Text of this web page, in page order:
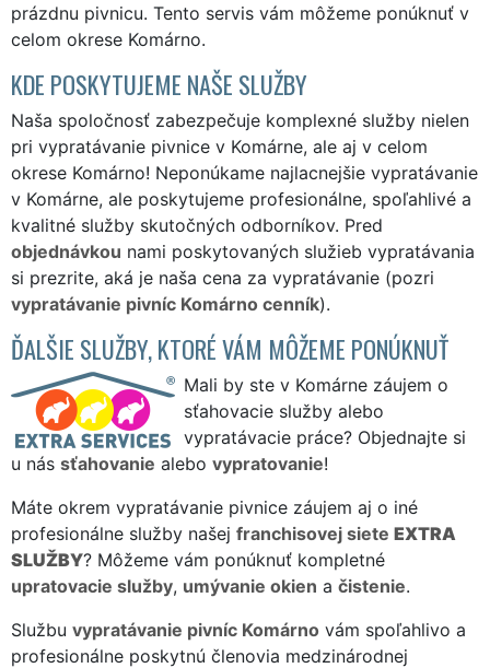
prázdnu pivnicu. Tento servis vám môžeme ponúknuť v
celom okrese Komárno.
KDE POSKYTUJEME NAŠE SLUŽBY
Naša spoločnosť zabezpečuje komplexné služby nielen
pri vypratávanie pivnice v Komárne, ale aj v celom
okrese Komárno! Neponúkame najlacnejšie vypratávanie
v Komárne, ale poskytujeme profesionálne, spoľahlivé a
kvalitné služby skutočných odborníkov. Pred
objednávkou nami poskytovaných služieb vypratávania
si prezrite, aká je naša cena za vypratávanie (pozri
vypratávanie pivníc Komárno cenník).
ĎALŠIE SLUŽBY, KTORÉ VÁM MÔŽEME PONÚKNUŤ
Mali by ste v Komárne záujem o
sťahovacie služby alebo
vypratávacie práce? Objednajte si
u nás sťahovanie alebo vypratovanie!
Máte okrem vypratávanie pivnice záujem aj o iné
profesionálne služby našej franchisovej siete EXTRA
SLUŽBY? Môžeme vám ponúknuť kompletné
upratovacie služby, umývanie okien a čistenie.
Službu vypratávanie pivníc Komárno vám spoľahlivo a
profesionálne poskytnú členovia medzinárodnej